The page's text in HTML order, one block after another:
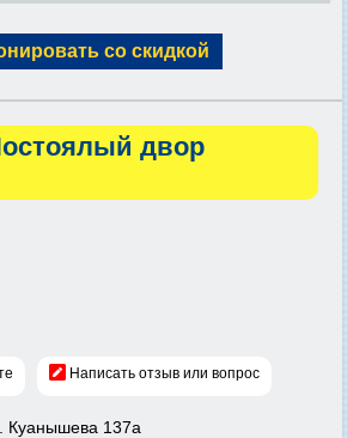
со скидкой
двор
Написать отзыв или вопрос
Куанышева 137а